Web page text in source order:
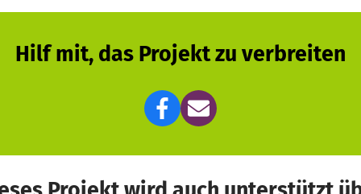
Hilf mit, das Projekt zu verbreiten